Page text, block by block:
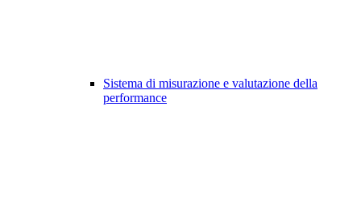
Sistema di misurazione e valutazione della
performance